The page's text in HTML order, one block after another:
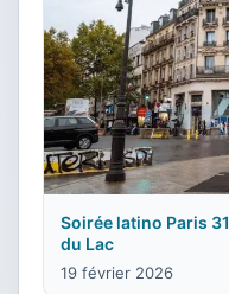
Soirée latino Paris
du Lac
19 février 2026